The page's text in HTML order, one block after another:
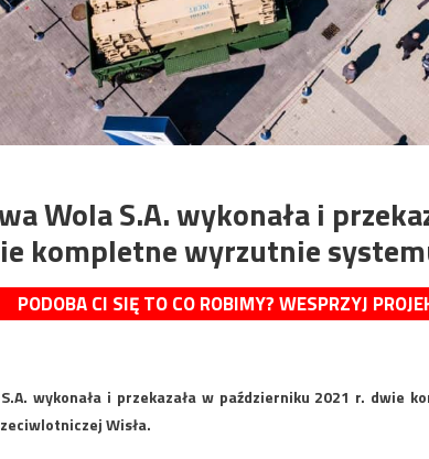
Wola S.A. wykonała i
kompletne wyrzutnie
PODOBA CI SIĘ TO CO ROBIMY? WESPRZYJ
wykonała i przekazała w październiku 2021 r. dwie
Wisła.